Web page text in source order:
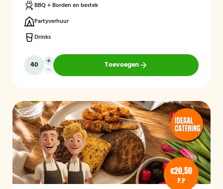
BBQ + Borden en bestek
Partyverhuur
Drinks
Toevoegen
€20,50
P.P